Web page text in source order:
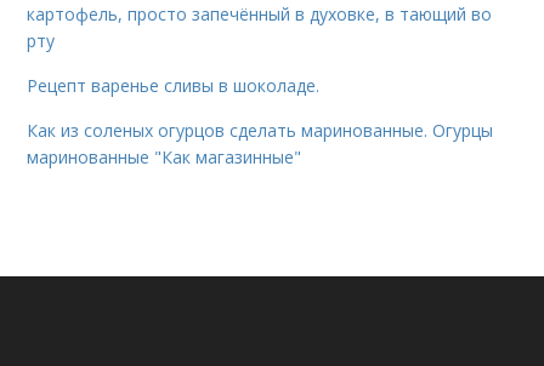
картофель, просто запечённый в духовке, в тающий во
рту
Рецепт варенье сливы в шоколаде.
Как из соленых огурцов сделать маринованные. Огурцы
маринованные "Как магазинные"